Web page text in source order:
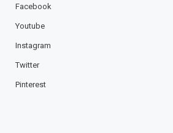
Facebook
Youtube
Instagram
Twitter
Pinterest